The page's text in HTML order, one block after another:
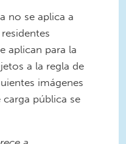
no se aplica a
aplican para la
a la regla de
imágenes
carga pública se